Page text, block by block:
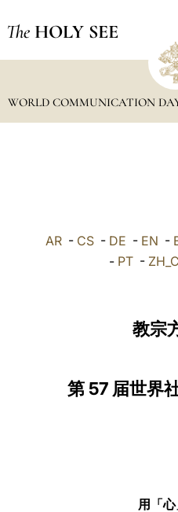
The HOLY SEE
WORLD COMMUNICATION
AR- CS- DE - EN -
- PT-
教宗
第 57 届世界
用「